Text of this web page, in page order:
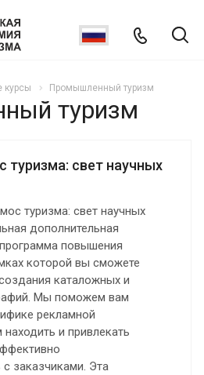
курсы Промышленный туризм
туризм
туризма: свет научных
туризма: свет научных
дополнительная
повышения
которой вы сможете
каталожных и
Мы поможем вам
рекламной
и привлекать
заказчиками. Эта